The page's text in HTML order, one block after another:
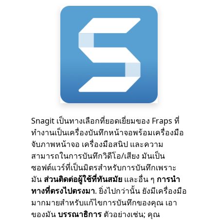
Snagit เป็นทางเลือกที่ยอดเยี่ยมของ Fraps ที่
ทำงานเป็นเครื่องบันทึกหน้าจอพร้อมเครื่องมือ
จับภาพหน้าจอ เครื่องมือสนิป และความ
สามารถในการบันทึกวิดีโอ/เสียง มันเป็น
ซอฟต์แวร์ที่เป็นมิตรสำหรับการบันทึกเพราะ
มัน ส่วนติดต่อผู้ใช้ที่ทันสมัย และอื่น ๆ การนำ
ทางที่ตรงไปตรงมา. ยิ่งไปกว่านั้น ยังมีเครื่องมือ
มากมายสำหรับแก้ไขการบันทึกของคุณ เอา
ของมันบรรณาธิการ ตัวอย่างเช่น; คุณ